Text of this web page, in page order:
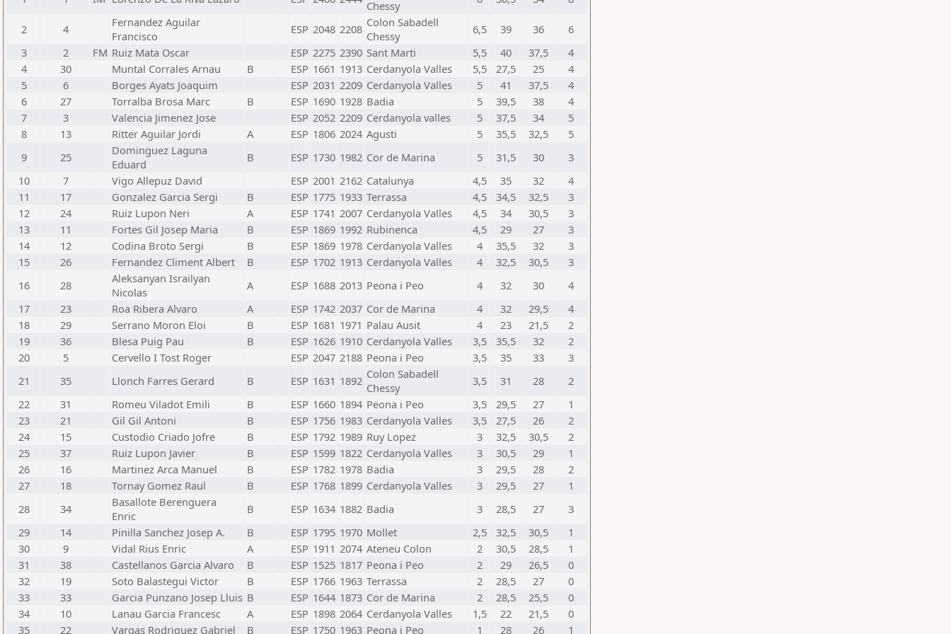
Chessy
2 4
Fernandez Aguilar
Francisco
ESP 2048 2208 Colon Sabadell
Chessy
6,5 39 36
6
3
2 FM Ruiz Mata Oscar ESP 2275 2390 Sant Marti 5,5 40 37,5
4
4
30 Muntal Corrales Arnau B ESP 1661 1913 Cerdanyola Valles 5,5 27,5 25
4
5
6 Borges Ayats Joaquim ESP 2031 2209 Cerdanyola Valles 5 41 37,5
4
6
27 Torralba Brosa Marc B ESP 1690 1928 Badia 5 39,5 38
4
7
3 Valencia Jimenez Jose ESP 2052 2209 Cerdanyola valles 5 37,5 34
5
8
13 Ritter Aguilar Jordi A ESP 1806 2024 Agusti 5 35,5 32,5
5
9
25
Dominguez Laguna
Eduard
B ESP 1730 1982 Cor de Marina 5 31,5 30
3
10
7 Vigo Allepuz David ESP 2001 2162 Catalunya 4,5 35 32
4
11
17 Gonzalez Garcia Sergi B ESP 1775 1933 Terrassa 4,5 34,5 32,5
3
12
24 Ruiz Lupon Neri A ESP 1741 2007 Cerdanyola Valles 4,5 34 30,5
3
13
11 Fortes Gil Josep Maria B ESP 1869 1992 Rubinenca 4,5 29 27
3
14
12 Codina Broto Sergi B ESP 1869 1978 Cerdanyola Valles 4 35,5 32
3
15
26 Fernandez Climent Albert B ESP 1702 1913 Cerdanyola Valles 4 32,5 30,5
3
16
28
Aleksanyan Israilyan
Nicolas
A ESP 1688 2013 Peona i Peo 4 32 30
4
17
23 Roa Ribera Alvaro A ESP 1742 2037 Cor de Marina 4 32 29,5
4
18
29 Serrano Moron Eloi B ESP 1681 1971 Palau Ausit 4 23 21,5
2
19
36 Blesa Puig Pau B ESP 1626 1910 Cerdanyola Valles 3,5 35,5 32
2
20
5 Cervello I Tost Roger ESP 2047 2188 Peona i Peo 3,5 35 33
3
21
35 Llonch Farres Gerard B ESP 1631 1892 Colon Sabadell
Chessy
3,5 31 28
2
22
31 Romeu Viladot Emili B ESP 1660 1894 Peona i Peo 3,5 29,5 27
1
23
21 Gil Gil Antoni B ESP 1756 1983 Cerdanyola Valles 3,5 27,5 26
2
24
15 Custodio Criado Jofre B ESP 1792 1989 Ruy Lopez 3 32,5 30,5
2
25
37 Ruiz Lupon Javier B ESP 1599 1822 Cerdanyola Valles 3 30,5 29
1
26
16 Martinez Arca Manuel B ESP 1782 1978 Badia 3 29,5 28
2
27
18 Tornay Gomez Raul B ESP 1768 1899 Cerdanyola Valles 3 29,5 27
1
28
34
Basallote Berenguera
Enric
B ESP 1634 1882 Badia 3 28,5 27
3
29
14 Pinilla Sanchez Josep A. B ESP 1795 1970 Mollet 2,5 32,5 30,5
1
30
9 Vidal Rius Enric A ESP 1911 2074 Ateneu Colon 2 30,5 28,5
1
31
38 Castellanos Garcia Alvaro B ESP 1525 1817 Peona i Peo 2 29 26,5
0
32
19 Soto Balastegui Victor B ESP 1766 1963 Terrassa 2 28,5 27
0
33
33 Garcia Punzano Josep Lluis B ESP 1644 1873 Cor de Marina 2 28,5 25,5
0
34
10 Lanau Garcia Francesc A ESP 1898 2064 Cerdanyola Valles 1,5 22 21,5
0
35
22 Vargas Rodriguez Gabriel B ESP 1750 1963 Peona i Peo 1 28 26 1